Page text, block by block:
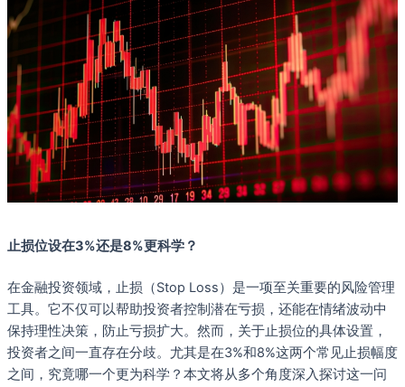
止损位设在3%还是8%更科学？
在金融投资领域，止损（Stop Loss）是一项至关重要的风险管理
工具。它不仅可以帮助投资者控制潜在亏损，还能在情绪波动中
保持理性决策，防止亏损扩大。然而，关于止损位的具体设置，
投资者之间一直存在分歧。尤其是在3%和8%这两个常见止损幅度
之间，究竟哪一个更为科学？本文将从多个角度深入探讨这一问